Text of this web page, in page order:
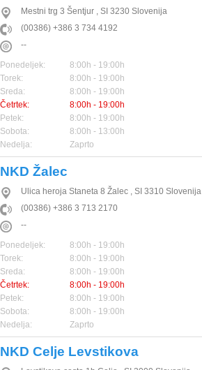
Mestni trg 3 Šentjur , SI 3230 Slovenija
(00386) +386 3 734 4192
--
Ponedeljek:
8:00h - 19:00h
Torek:
8:00h - 19:00h
Sreda:
8:00h - 19:00h
Četrtek:
8:00h - 19:00h
Petek:
8:00h - 19:00h
Sobota:
8:00h - 13:00h
Nedelja:
Zaprto
NKD Žalec
Ulica heroja Staneta 8 Žalec , SI 3310 Slovenija
(00386) +386 3 713 2170
--
Ponedeljek:
8:00h - 19:00h
Torek:
8:00h - 19:00h
Sreda:
8:00h - 19:00h
Četrtek:
8:00h - 19:00h
Petek:
8:00h - 19:00h
Sobota:
8:00h - 19:00h
Nedelja:
Zaprto
NKD Celje Levstikova